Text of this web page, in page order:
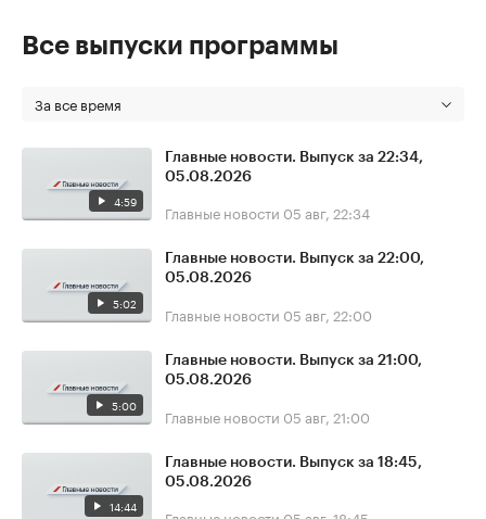
Все выпуски программы
За все время
4:59
Главные новости. Выпуск за 22:34,
05.08.2026
Главные новости 05 авг, 22:34
5:02
Главные новости. Выпуск за 22:00,
05.08.2026
Главные новости 05 авг, 22:00
5:00
Главные новости. Выпуск за 21:00,
05.08.2026
Главные новости 05 авг, 21:00
14:44
Главные новости. Выпуск за 18:45,
05.08.2026